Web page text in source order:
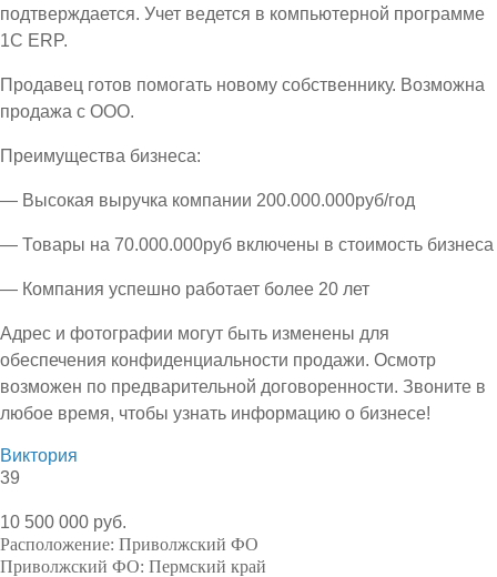
подтверждается. Учет ведется в компьютерной программе
1С ЕRP.
Продавец готов помогать новому собственнику. Возможна
продажа с ООО.
Преимущества бизнеса:
— Высокая выручка компании 200.000.000руб/год
— Товары на 70.000.000руб включены в стоимость бизнеса
— Компания успешно работает более 20 лет
Адрес и фотографии могут быть изменены для
обеспечения конфиденциальности продажи. Осмотр
возможен по предварительной договоренности. Звоните в
любое время, чтобы узнать информацию о бизнесе!
Виктория
39
10 500 000 руб.
Расположение: Приволжский ФО
Приволжский ФО: Пермский край